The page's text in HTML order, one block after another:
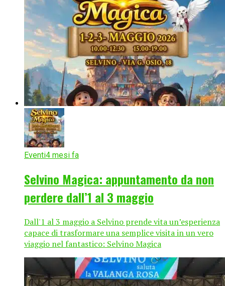
Eventi4 mesi fa
Selvino Magica: appuntamento da non
perdere dall’1 al 3 maggio
Dall'1 al 3 maggio a Selvino prende vita un’esperienza
capace di trasformare una semplice visita in un vero
viaggio nel fantastico: Selvino Magica